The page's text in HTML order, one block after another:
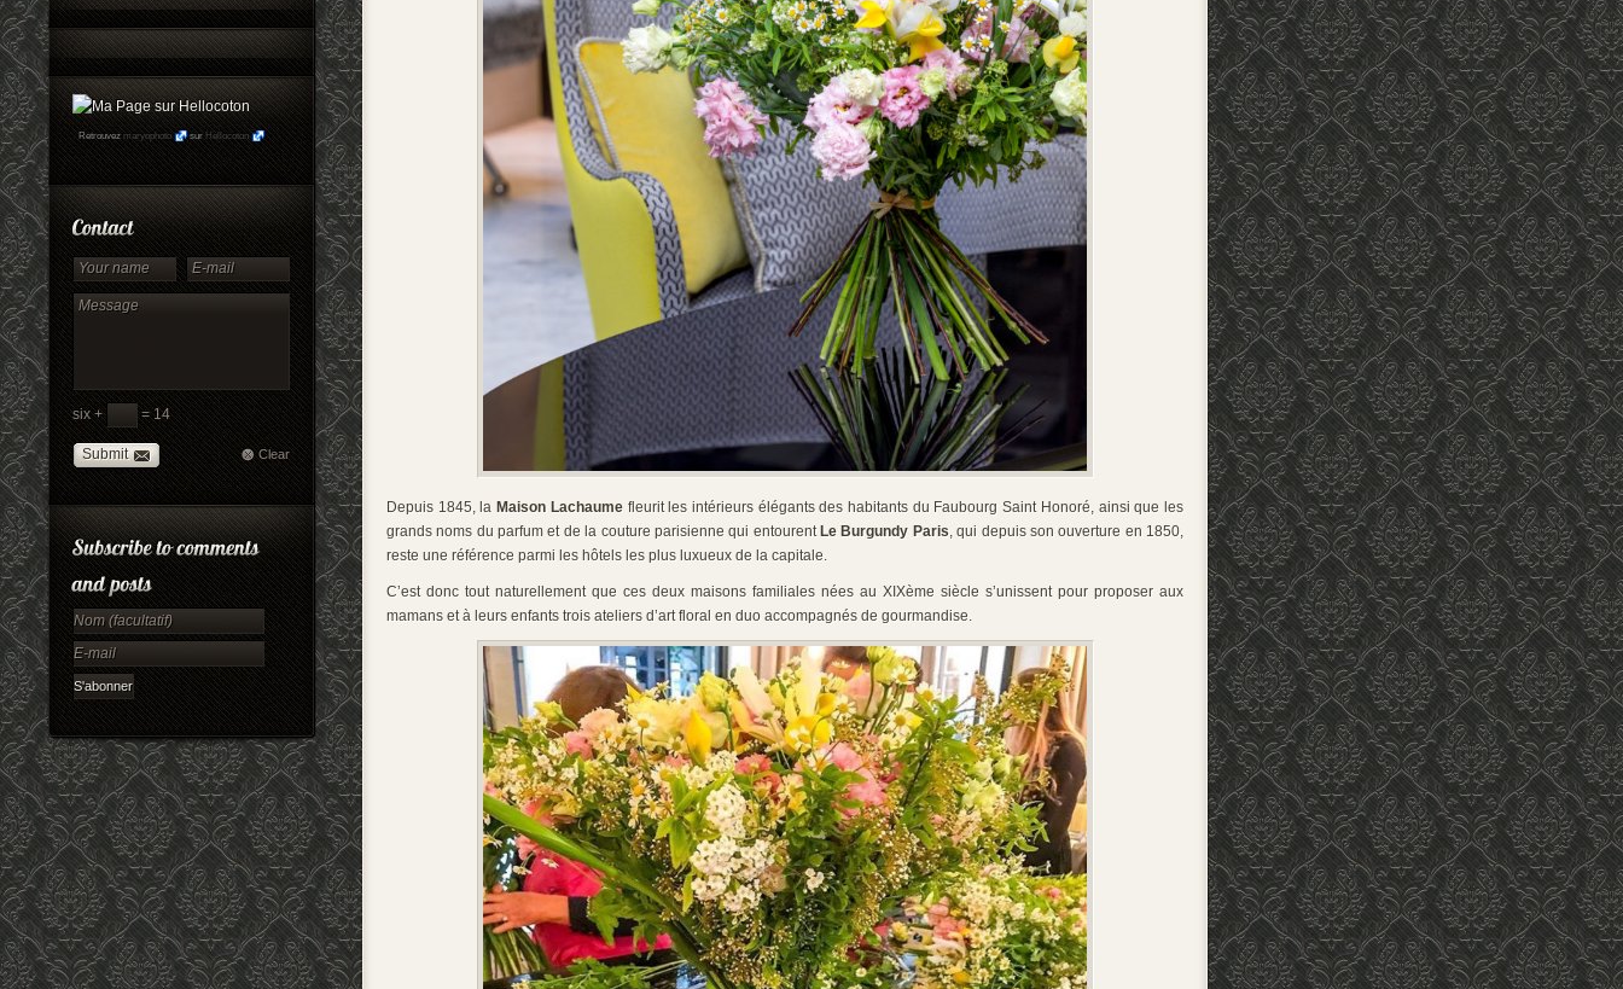
Retrouvez maryophoto sur Hellocoton
six + = 14
Submit Clear
Depuis 1845, la Maison Lachaumefleurit les intérieurs élégants des habitants du Faubourg Saint Honoré, ainsi que les
grands noms du parfum et de la couture parisienne qui entourent Le Burgundy Paris, qui depuis son ouverture en 1850,
reste une référence parmi les hôtels les plus luxueux de la capitale.
C’est donc tout naturellement que ces deux maisons familiales nées au XIXème siècle s’unissent pour proposer aux
mamans et à leurs enfants trois ateliers d’art floral en duo accompagnés de gourmandise.